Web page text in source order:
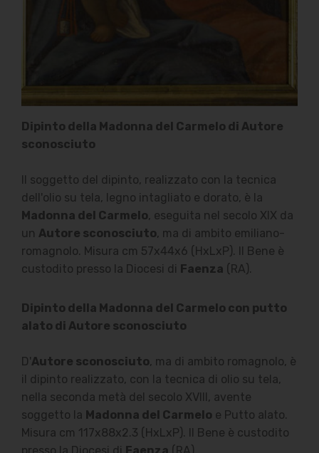
Dipinto della Madonna del Carmelo di Autore
sconosciuto
Il soggetto del dipinto, realizzato con la tecnica
dell'olio su tela, legno intagliato e dorato, è la
Madonna del Carmelo, eseguita nel secolo XIX da
un Autore sconosciuto, ma di ambito emiliano-
romagnolo. Misura cm 57x44x6 (HxLxP). Il Bene è
custodito presso la Diocesi di Faenza (RA).
Dipinto della Madonna del Carmelo con putto
alato di Autore sconosciuto
D'Autore sconosciuto, ma di ambito romagnolo, è
il dipinto realizzato, con la tecnica di olio su tela,
nella seconda metà del secolo XVIII, avente
soggetto la Madonna del Carmelo e Putto alato.
Misura cm 117x88x2.3 (HxLxP). Il Bene è custodito